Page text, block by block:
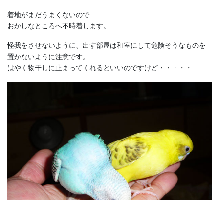
着地がまだうまくないので
おかしなところへ不時着します。
怪我をさせないように、出す部屋は和室にして危険そうなものを
置かないように注意です。
はやく物干しに止まってくれるといいのですけど・・・・・